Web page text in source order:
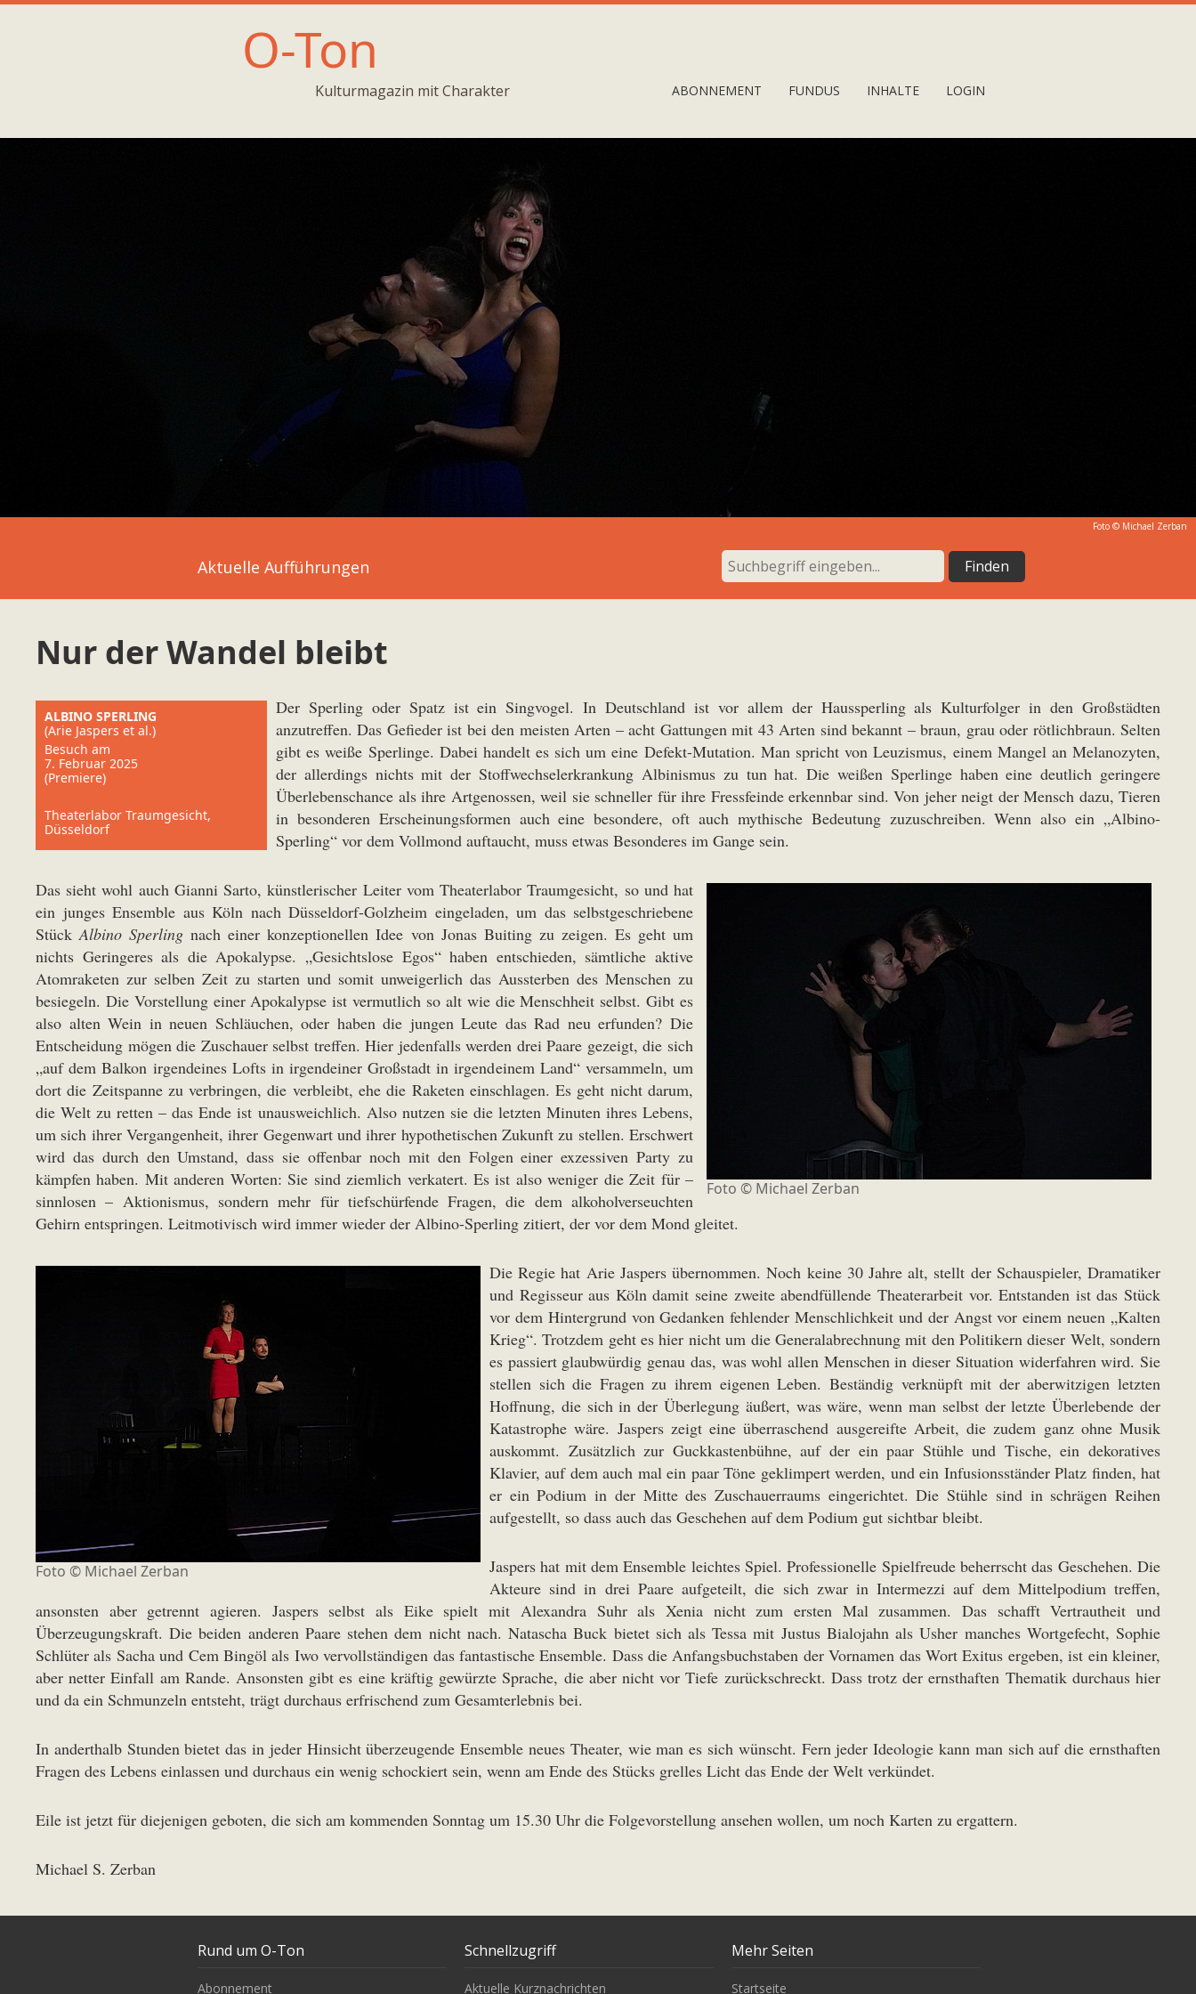
O-Ton
Kulturmagazin mit Charakter ABONNEMENT FUNDUS INHALTE LOGIN
Foto © Michael Zerban
Aktuelle Aufführungen
Nur der Wandel bleibt
ALBINO SPERLING
(Arie Jaspers et al.)
Besuch am
7. Februar 2025
(Premiere)
Theaterlabor Traumgesicht,
Düsseldorf
Der Sperling oder Spatz ist ein Singvogel. In Deutschland ist vor allem der Haussperling als Kulturfolger in den Großstädten
anzutreffen. Das Gefieder ist bei den meisten Arten – acht Gattungen mit 43 Arten sind bekannt – braun, grau oder rötlichbraun. Selten
gibt es weiße Sperlinge. Dabei handelt es sich um eine Defekt-Mutation. Man spricht von Leuzismus, einem Mangel an Melanozyten,
der allerdings nichts mit der Stoffwechselerkrankung Albinismus zu tun hat. Die weißen Sperlinge haben eine deutlich geringere
Überlebenschance als ihre Artgenossen, weil sie schneller für ihre Fressfeinde erkennbar sind. Von jeher neigt der Mensch dazu, Tieren
in besonderen Erscheinungsformen auch eine besondere, oft auch mythische Bedeutung zuzuschreiben. Wenn also ein „Albino-
Sperling“ vor dem Vollmond auftaucht, muss etwas Besonderes im Gange sein.
Foto © Michael Zerban
Das sieht wohl auch Gianni Sarto, künstlerischer Leiter vom Theaterlabor Traumgesicht, so und hat
ein junges Ensemble aus Köln nach Düsseldorf-Golzheim eingeladen, um das selbstgeschriebene
StückAlbino Sperling nach einer konzeptionellen Idee von Jonas Buiting zu zeigen. Es geht um
nichts Geringeres als die Apokalypse. „Gesichtslose Egos“ haben entschieden, sämtliche aktive
Atomraketen zur selben Zeit zu starten und somit unweigerlich das Aussterben des Menschen zu
besiegeln. Die Vorstellung einer Apokalypse ist vermutlich so alt wie die Menschheit selbst. Gibt es
also alten Wein in neuen Schläuchen, oder haben die jungen Leute das Rad neu erfunden? Die
Entscheidung mögen die Zuschauer selbst treffen. Hier jedenfalls werden drei Paare gezeigt, die sich
„auf dem Balkon irgendeines Lofts in irgendeiner Großstadt in irgendeinem Land“ versammeln, um
dort die Zeitspanne zu verbringen, die verbleibt, ehe die Raketen einschlagen. Es geht nicht darum,
die Welt zu retten – das Ende ist unausweichlich. Also nutzen sie die letzten Minuten ihres Lebens,
um sich ihrer Vergangenheit, ihrer Gegenwart und ihrer hypothetischen Zukunft zu stellen. Erschwert
wird das durch den Umstand, dass sie offenbar noch mit den Folgen einer exzessiven Party zu
kämpfen haben. Mit anderen Worten: Sie sind ziemlich verkatert. Es ist also weniger die Zeit für –
sinnlosen – Aktionismus, sondern mehr für tiefschürfende Fragen, die dem alkoholverseuchten
Gehirn entspringen. Leitmotivisch wird immer wieder der Albino-Sperling zitiert, der vor dem Mond gleitet.
Foto © Michael Zerban
Die Regie hat Arie Jaspers übernommen. Noch keine 30 Jahre alt, stellt der Schauspieler, Dramatiker
und Regisseur aus Köln damit seine zweite abendfüllende Theaterarbeit vor. Entstanden ist das Stück
vor dem Hintergrund von Gedanken fehlender Menschlichkeit und der Angst vor einem neuen „Kalten
Krieg“. Trotzdem geht es hier nicht um die Generalabrechnung mit den Politikern dieser Welt, sondern
es passiert glaubwürdig genau das, was wohl allen Menschen in dieser Situation widerfahren wird. Sie
stellen sich die Fragen zu ihrem eigenen Leben. Beständig verknüpft mit der aberwitzigen letzten
Hoffnung, die sich in der Überlegung äußert, was wäre, wenn man selbst der letzte Überlebende der
Katastrophe wäre. Jaspers zeigt eine überraschend ausgereifte Arbeit, die zudem ganz ohne Musik
auskommt. Zusätzlich zur Guckkastenbühne, auf der ein paar Stühle und Tische, ein dekoratives
Klavier, auf dem auch mal ein paar Töne geklimpert werden, und ein Infusionsständer Platz finden, hat
er ein Podium in der Mitte des Zuschauerraums eingerichtet. Die Stühle sind in schrägen Reihen
aufgestellt, so dass auch das Geschehen auf dem Podium gut sichtbar bleibt.
Jaspers hat mit dem Ensemble leichtes Spiel. Professionelle Spielfreude beherrscht das Geschehen. Die
Akteure sind in drei Paare aufgeteilt, die sich zwar in Intermezzi auf dem Mittelpodium treffen,
ansonsten aber getrennt agieren. Jaspers selbst als Eike spielt mit Alexandra Suhr als Xenia nicht zum ersten Mal zusammen. Das schafft Vertrautheit und
Überzeugungskraft. Die beiden anderen Paare stehen dem nicht nach. Natascha Buck bietet sich als Tessa mit Justus Bialojahn als Usher manches Wortgefecht, Sophie
Schlüter als Sacha und Cem Bingöl als Iwo vervollständigen das fantastische Ensemble. Dass die Anfangsbuchstaben der Vornamen das Wort Exitus ergeben, ist ein kleiner,
aber netter Einfall am Rande. Ansonsten gibt es eine kräftig gewürzte Sprache, die aber nicht vor Tiefe zurückschreckt. Dass trotz der ernsthaften Thematik durchaus hier
und da ein Schmunzeln entsteht, trägt durchaus erfrischend zum Gesamterlebnis bei.
In anderthalb Stunden bietet das in jeder Hinsicht überzeugende Ensemble neues Theater, wie man es sich wünscht. Fern jeder Ideologie kann man sich auf die ernsthaften
Fragen des Lebens einlassen und durchaus ein wenig schockiert sein, wenn am Ende des Stücks grelles Licht das Ende der Welt verkündet.
Eile ist jetzt für diejenigen geboten, die sich am kommenden Sonntag um 15.30 Uhr die Folgevorstellung ansehen wollen, um noch Karten zu ergattern.
Michael S. Zerban
Rund um O-Ton
Abonnement
Schnellzugriff
Aktuelle Kurznachrichten
Mehr Seiten
Startseite